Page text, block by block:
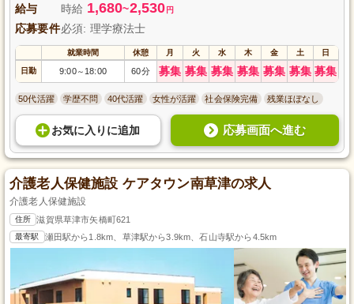
給与 時給 1,680~2,530 円
応募要件必須: 理学療法士
就業時間 休憩 月 火 水 木 金 土 日
日勤 9:00～ 18:00 60分 募集 募集 募集 募集 募集 募集 募集
50代活躍 学歴不問 40代活躍 女性が活躍 社会保険完備 残業ほぼなし
お気に入り に追加 応募画面へ進む
介護老人保健施設 ケアタウン南草津の求人
介護老人保健施設
住所 滋賀県草津市矢橋町621
最寄駅 瀬田駅から1.8km、草津駅から3.9km、石山寺駅から4.5km